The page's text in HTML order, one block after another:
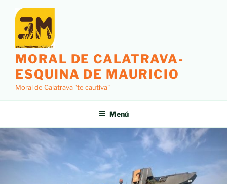
MORAL DE CALATRAVA-
ESQUINA DE MAURICIO
Moral de Calatrava "te cautiva"
Menú